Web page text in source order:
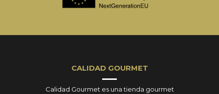
CALIDAD GOURMET
Calidad Gourmet es una tienda gourmet